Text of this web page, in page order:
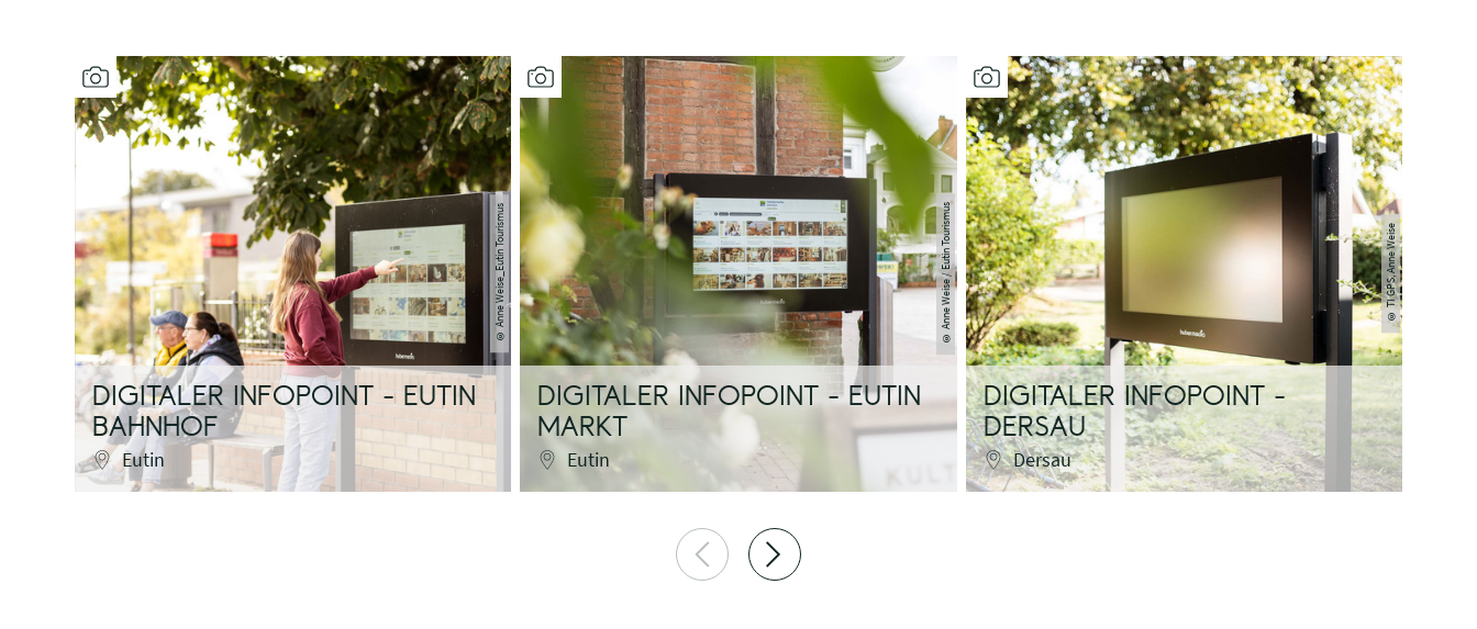
DIGITALER INFOPOINT - EUTIN
BAHNHOF
Eutin
©
Anne Weise_Eutin Tourismus
DIGITALER INFOPOINT - EUTIN
MARKT
Eutin
©
Anne Weise / Eutin Tourismus
DIGITALER INFOPOINT -
DERSAU
Dersau
©
TI GPS, Anne Weise